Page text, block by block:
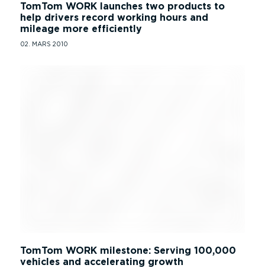
TomTom WORK launches two products to
help drivers record working hours and
mileage more efficiently
02. MARS 2010
TomTom WORK milestone: Serving 100,000
vehicles and accelerating growth